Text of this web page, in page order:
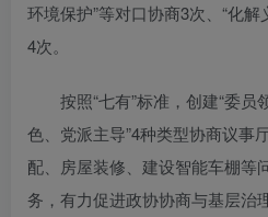
环境保护”等对口协商3次、“化
4次。
按照“七有”标准，创建“委
色、党派主导”4种类型协商议事
配、房屋装修、建设智能车棚等
务，有力促进政协协商与基层治